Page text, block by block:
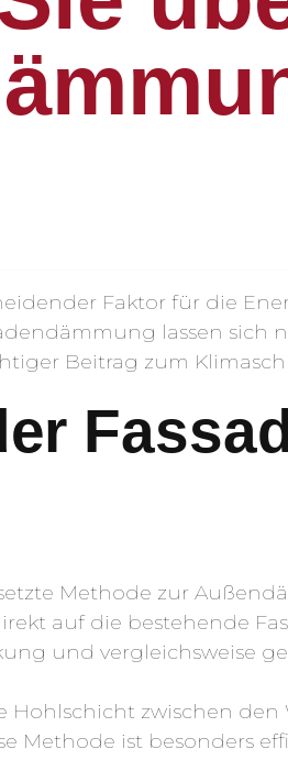
Faktor für die
lassen
Beitrag zum
Methode zur
auf die bestehende
und vergleichsweise
Hohlschicht zwischen
Methode ist besonders